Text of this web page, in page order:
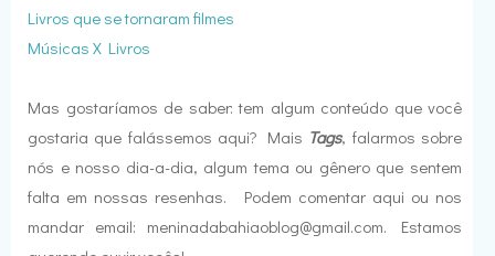
Livros que se tornaram filmes
Músicas X Livros
Mas gostaríamos de saber: tem algum conteúdo que você
gostaria que falássemos aqui? Mais Tags, falarmos sobre
nós e nosso dia-a-dia, algum tema ou gênero que sentem
falta em nossas resenhas. Podem comentar aqui ou nos
mandar email: meninadabahiaoblog@gmail.com. Estamos